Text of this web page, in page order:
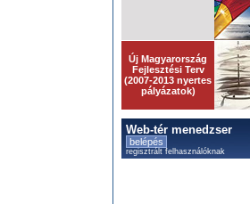
Új Magyarország
Fejlesztési Terv
(2007-2013 nyertes
pályázatok)
Web-tér menedzser
belépés
regisztrált felhasználóknak